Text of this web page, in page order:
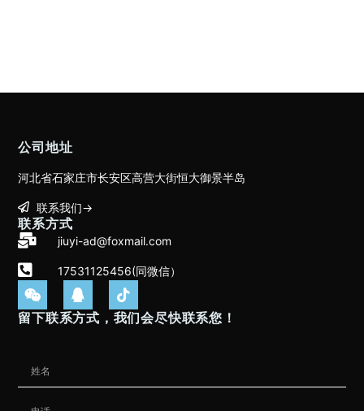
公司地址
河北省石家庄市长安区高营大街恒大御景半岛
联系我们→
联系方式
jiuyi-ad@foxmail.com
17531125456(同微信）
留下联系方式，我们会尽快联系您！